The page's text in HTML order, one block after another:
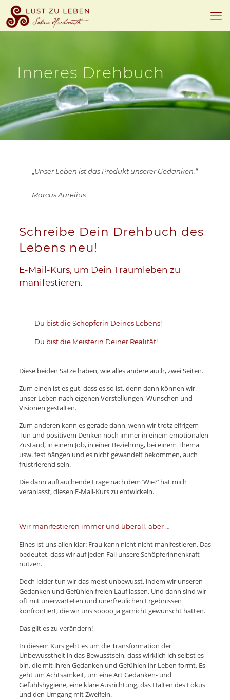
Inneres Drehbuch
Unser Leben ist das Produkt unserer Gedanken.“
Marcus Aurelius
Schreibe Dein Drehbuch des
Lebens neu!
E-Mail-Kurs, um Dein Traumleben zu
manifestieren.
Du bist die Schöpferin Deines Lebens!
Du bist die Meisterin Deiner Realität!
Diese beiden Sätze haben, wie alles andere auch, zwei Seiten.
Zum einen ist es gut, dass es so ist, denn dann können wir
unser Leben nach eigenen Vorstellungen, Wünschen und
Visionen gestalten.
Zum anderen kann es gerade dann, wenn wir trotz eifrigem
Tun und positivem Denken noch immer in einem emotionalen
Zustand, in einem Job, in einer Beziehung, bei einem Thema
usw. fest hängen und es nicht gewandelt bekommen, auch
frustrierend sein.
Die dann auftauchende Frage nach dem ’Wie?‘ hat mich
veranlasst, diesen E-Mail-Kurs zu entwickeln.
Wir manifestieren immer und überall, aber …
Eines ist uns allen klar: Frau kann nicht nicht manifestieren. Das
bedeutet, dass wir auf jeden Fall unsere Schöpferinnenkraft
nutzen.
Doch leider tun wir das meist unbewusst, indem wir unseren
Gedanken und Gefühlen freien Lauf lassen. Und dann sind wir
oft mit unerwarteten und unerfreulichen Ergebnissen
konfrontiert, die wir uns soooo ja garnicht gewünscht hatten.
Das gilt es zu verändern!
In diesem Kurs geht es um die Transformation der
Unbewusstheit in das Bewusstsein, dass wirklich ich selbst es
bin, die mit ihren Gedanken und Gefühlen ihr Leben formt. Es
geht um Achtsamkeit, um eine Art Gedanken- und
Gefühlshygiene, eine klare Ausrichtung, das Halten des Fokus
und den Umgang mit Zweifeln.